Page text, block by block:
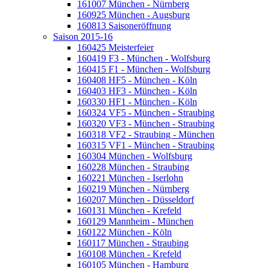
161007 München - Nürnberg
160925 München - Augsburg
160813 Saisoneröffnung
Saison 2015-16
160425 Meisterfeier
160419 F3 - München - Wolfsburg
160415 F1 - München - Wolfsburg
160408 HF5 - München - Köln
160403 HF3 - München - Köln
160330 HF1 - München - Köln
160324 VF5 - München - Straubing
160320 VF3 - München - Straubing
160318 VF2 - Straubing - München
160315 VF1 - München - Straubing
160304 München - Wolfsburg
160228 München - Straubing
160221 München - Iserlohn
160219 München - Nürnberg
160207 München - Düsseldorf
160131 München - Krefeld
160129 Mannheim - München
160122 München - Köln
160117 München - Straubing
160108 München - Krefeld
160105 München - Hamburg